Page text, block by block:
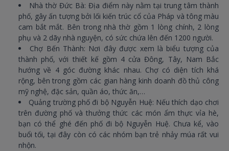
Nhà thờ Đức Bà: Địa điểm này nằm tại trung tâm thành
phố, gây ấn tượng bởi lối kiến trúc cổ của Pháp và tông màu
cam bắt mắt. Bên trong nhà thờ gồm 1 lòng chính, 2 lòng
phụ và 2 dãy nhà nguyện, có sức chứa lên đến 1200 người.
Chợ Bến Thành: Nơi đây được xem là biểu tượng của
thành phố, với thiết kế gồm 4 cửa Đông, Tây, Nam Bắc
hướng về 4 góc đường khác nhau. Chợ có diện tích khá
rộng, bên trong gồm các gian hàng kinh doanh đồ thủ công
mỹ nghệ, đặc sản, quần áo, thức ăn,…
Quảng trường phố đi bộ Nguyễn Huệ: Nếu thích dạo chơi
trên đường phố và thưởng thức các món ẩm thực vỉa hè,
bạn có thể ghé đến phố đi bộ Nguyễn Huệ. Chưa kể, vào
buổi tối, tại đây còn có các nhóm bạn trẻ nhảy múa rất vui
nhộn.